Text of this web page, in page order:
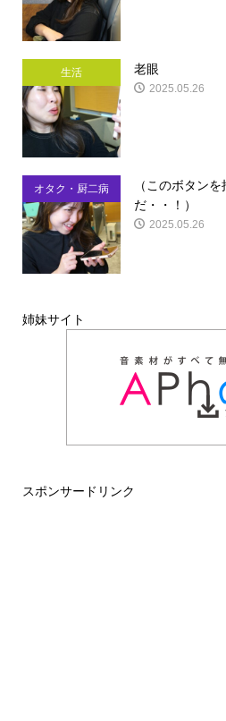
生活 老眼
2025.05.26
オタク・厨二病
（このボタン
だ・・！）
2025.05.26
姉妹サイト
スポンサードリンク